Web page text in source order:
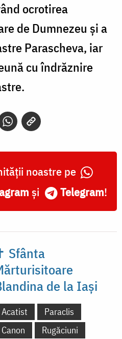
ocrotirea
de Dumnezeu și a
Parascheva, iar
cu îndrăznire
noastre pe
și Telegram!
Sfânta
de la Iași
Acatist
Paraclis
Canon
Rugăciuni